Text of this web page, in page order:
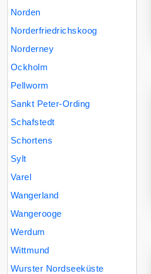
Norden
Norderfriedrichskoog
Norderney
Ockholm
Pellworm
Sankt Peter-Ording
Schafstedt
Schortens
Sylt
Varel
Wangerland
Wangerooge
Werdum
Wittmund
Wurster Nordseeküste